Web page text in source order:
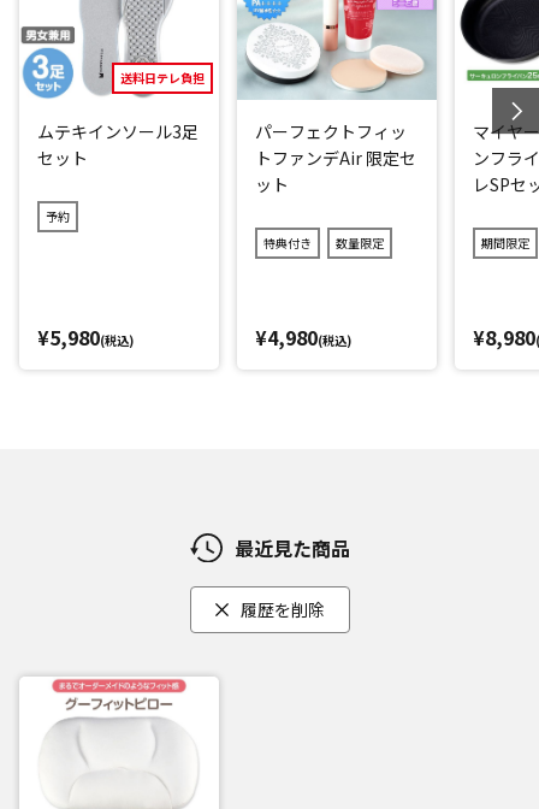
送料日テレ負担
ムテキインソール3足
セット
予約
¥5,980(税込)
パーフェクトフィッ
トファンデAir 限定セ
ット
特典付き 数量限定
¥4,980(税込)
マイヤ
ンフラ
レSPセ
期間限定
¥8,980
最近見た商品
履歴を削除